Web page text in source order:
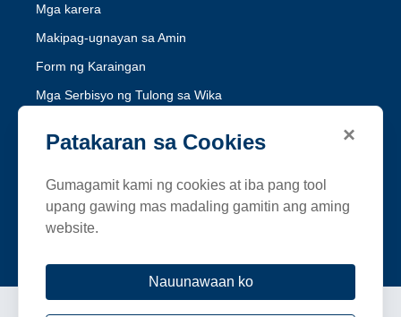
Mga karera
Makipag-ugnayan sa Amin
Form ng Karaingan
Mga Serbisyo ng Tulong sa Wika
Hindi Pandidiskrimina ng Healthy Workers HMO
Sundin ang SFHP
×
Patakaran sa Cookies
Gumagamit kami ng cookies at iba pang tool
upang gawing mas madaling gamitin ang aming
website.
Nauunawaan ko